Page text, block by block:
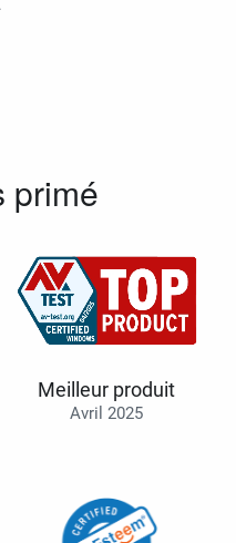
primé
Meilleur produit
Avril 2025